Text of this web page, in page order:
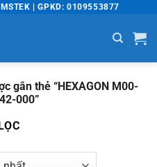
MSTEK | GPKD: 0109553877
gắn thẻ “HEXAGON M00-
000”